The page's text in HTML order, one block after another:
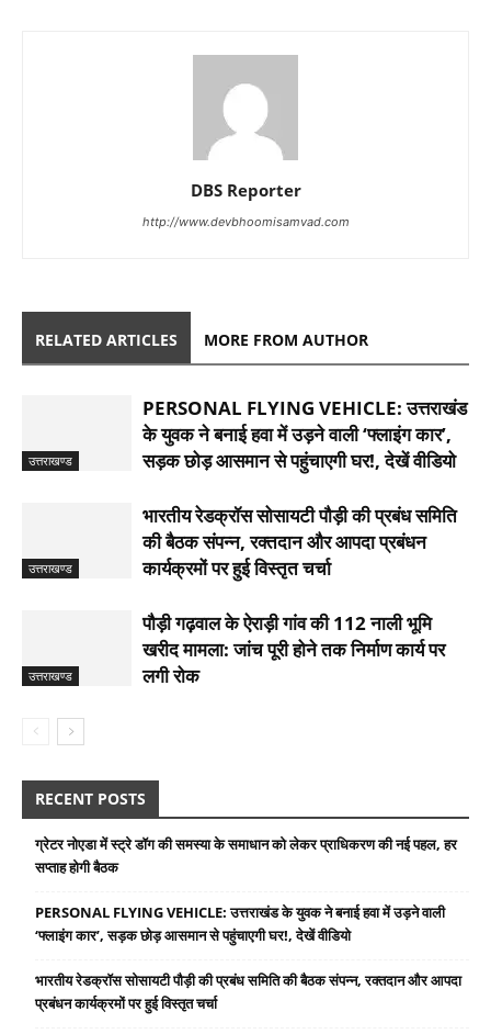
DBS Reporter
http://www.devbhoomisamvad.com
RELATED ARTICLES MORE FROM AUTHOR
उत्तराखण्ड
PERSONAL FLYING VEHICLE: उत्तराखंड
के युवक ने बनाई हवा में उड़ने वाली ‘फ्लाइंग कार’,
सड़क छोड़ आसमान से पहुंचाएगी घर!, देखें वीडियो
उत्तराखण्ड
भारतीय रेडक्रॉस सोसायटी पौड़ी की प्रबंध समिति
की बैठक संपन्न, रक्तदान और आपदा प्रबंधन
कार्यक्रमों पर हुई विस्तृत चर्चा
उत्तराखण्ड
पौड़ी गढ़वाल के ऐराड़ी गांव की 112 नाली भूमि
खरीद मामला: जांच पूरी होने तक निर्माण कार्य पर
लगी रोक
RECENT POSTS
ग्रेटर नोएडा में स्ट्रे डॉग की समस्या के समाधान को लेकर प्राधिकरण की नई पहल, हर
सप्ताह होगी बैठक
PERSONAL FLYING VEHICLE: उत्तराखंड के युवक ने बनाई हवा में उड़ने वाली
‘फ्लाइंग कार’, सड़क छोड़ आसमान से पहुंचाएगी घर!, देखें वीडियो
भारतीय रेडक्रॉस सोसायटी पौड़ी की प्रबंध समिति की बैठक संपन्न, रक्तदान और आपदा
प्रबंधन कार्यक्रमों पर हुई विस्तृत चर्चा